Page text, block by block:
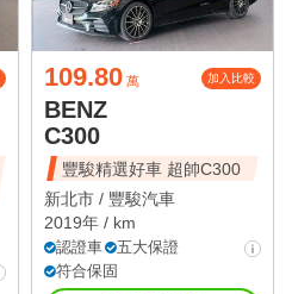
109.80 萬 加入比較
BENZ
C300
豐駿精選好車 超帥C300
新北市 / 豐駿汽車
2019年 / km
認證車
五大保證
符合保固